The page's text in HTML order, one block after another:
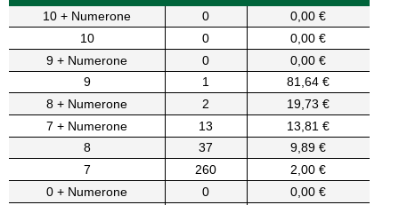
10 + Numerone
0
0,00 €
10
0
0,00 €
9 + Numerone
0
0,00 €
9
1
81,64 €
8 + Numerone
2
19,73 €
7 + Numerone
13
13,81 €
8
37
9,89 €
7
260
2,00 €
0 + Numerone
0
0,00 €